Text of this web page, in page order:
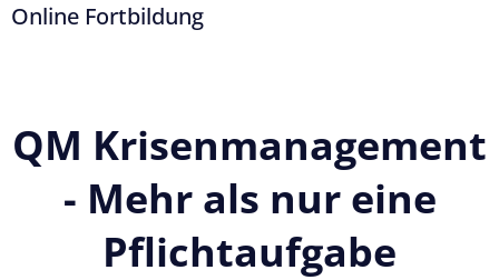
Online Fortbildung
QM Krisenmanagement
- Mehr als nur eine
Pflichtaufgabe